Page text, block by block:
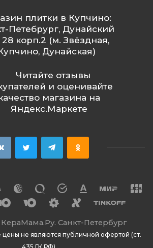
плитки в Купчино:
Петебрург, Дунайский
28 корп.2 (м. Звёздная,
Дунайская)
КераМама.Ру. Санкт-Петербург
цены не являются публичной офертой (ст.